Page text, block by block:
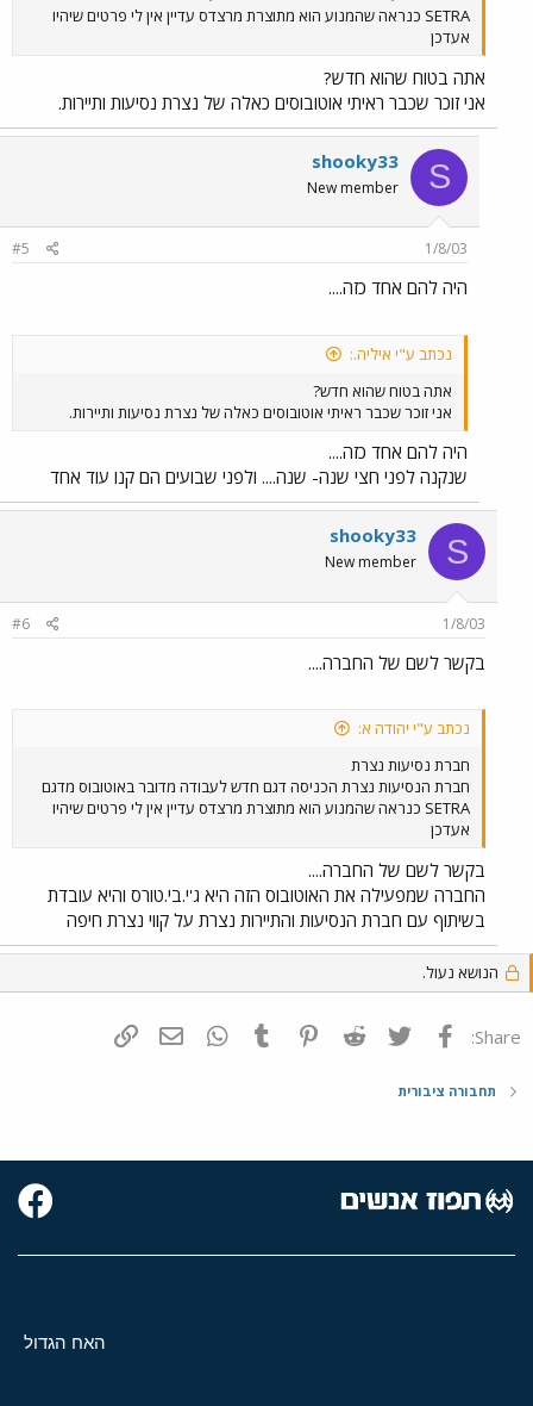
SETRA כנראה שהמנוע הוא מתוצרת מרצדס עדיין אין לי פרטים שיהיו
אעדכן
אתה בטוח שהוא חדש?
אני זוכר שכבר ראיתי אוטובוסים כאלה של נצרת נסיעות ותיירות.
S
shooky33
New member
1/8/03
#5
היה להם אחד כזה....
נכתב ע"י איליה.:
אתה בטוח שהוא חדש?
אני זוכר שכבר ראיתי אוטובוסים כאלה של נצרת נסיעות ותיירות.
היה להם אחד כזה....
שנקנה לפני חצי שנה- שנה.... ולפני שבועים הם קנו עוד אחד
S
shooky33
New member
1/8/03
#6
בקשר לשם של החברה....
נכתב ע"י יהודה א:
חברת נסיעות נצרת
חברת הנסיעות נצרת הכניסה דגם חדש לעבודה מדובר באוטובוס מדגם
SETRA כנראה שהמנוע הוא מתוצרת מרצדס עדיין אין לי פרטים שיהיו
אעדכן
בקשר לשם של החברה....
החברה שמפעילה את האוטובוס הזה היא ג'י.בי.טורס והיא עובדת
בשיתוף עם חברת הנסיעות והתיירות נצרת על קווי נצרת חיפה
הנושא נעול.
Share: פייסבוק Twitter
Reddit
Pinterest
Tumblr
WhatsAppדואר אלקטרוני
תחבורה ציבורית
האח הגדול